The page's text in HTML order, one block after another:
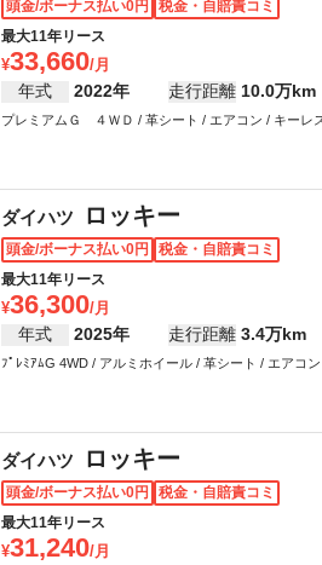
頭金/ボーナス払い0円
税金・自賠責コミ
最大11年リース
33,660
年式 2022年 走行距離 10.0万km
プレミアムＧ ４ＷＤ / 革シート / エアコン / キーレ
ダイハツ ロッキー
頭金/ボーナス払い0円
税金・自賠責コミ
最大11年リース
36,300
年式 2025年 走行距離 3.4万km
ﾌﾟﾚﾐｱﾑG 4WD / アルミホイール / 革シート / エアコ
ダイハツ ロッキー
頭金/ボーナス払い0円
税金・自賠責コミ
最大11年リース
31,240